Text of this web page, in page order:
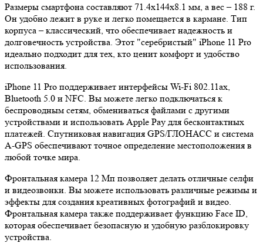
Размеры смартфона составляют 71.4x144x8.1 мм, а вес – 188 г.
Он удобно лежит в руке и легко помещается в кармане. Тип
корпуса – классический, что обеспечивает надежность и
долговечность устройства. Этот "серебристый" iPhone 11 Pro
идеально подходит для тех, кто ценит комфорт и удобство
использования.
iPhone 11 Pro поддерживает интерфейсы Wi-Fi 802.11ax,
Bluetooth 5.0 и NFC. Вы можете легко подключаться к
беспроводным сетям, обмениваться файлами с другими
устройствами и использовать Apple Pay для бесконтактных
платежей. Спутниковая навигация GPS/ГЛОНАСС и система
A-GPS обеспечивают точное определение местоположения в
любой точке мира.
Фронтальная камера 12 Мп позволяет делать отличные селфи
и видеозвонки. Вы можете использовать различные режимы и
эффекты для создания креативных фотографий и видео.
Фронтальная камера также поддерживает функцию Face ID,
которая обеспечивает безопасную и удобную разблокировку
устройства.